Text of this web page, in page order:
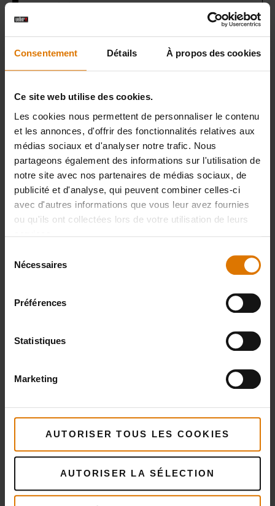
Consentement Détails À propos des cookies
Ce site web utilise des cookies.
Les cookies nous permettent de personnaliser le contenu
et les annonces, d'offrir des fonctionnalités relatives aux
médias sociaux et d'analyser notre trafic. Nous
partageons également des informations sur l'utilisation de
notre site avec nos partenaires de médias sociaux, de
publicité et d'analyse, qui peuvent combiner celles-ci
avec d'autres informations que vous leur avez fournies
ou qu'ils ont collectées lors de votre utilisation de leurs
Nécessaires
Préférences
Statistiques
Marketing
AUTORISER TOUS LES COOKIES
AUTORISER LA SÉLECTION
sambal
PRINT THIS LIST
Préparons-nous
Accessoires